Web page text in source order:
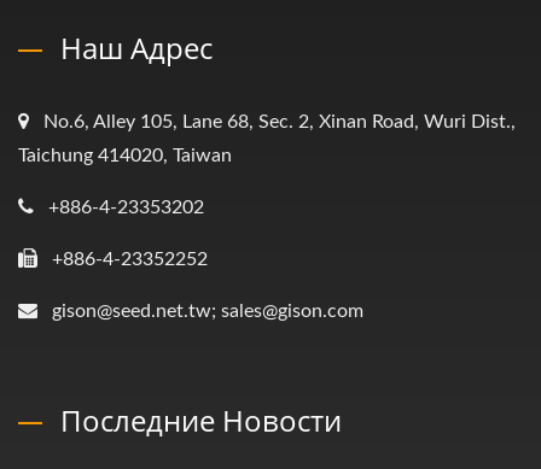
Наш Адрес
No.6, Alley 105, Lane 68, Sec. 2, Xinan Road, Wuri Dist.,
Taichung 414020, Taiwan
+886-4-23353202
+886-4-23352252
gison@seed.net.tw; sales@gison.com
Последние Новости